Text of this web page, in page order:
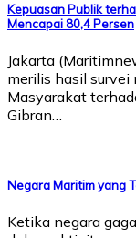
Kepuasan Publik
Mencapai 80,4 Persen
Jakarta
merilis hasil
Masyarakat
Gibran…
Negara Maritim yang
Ketika negara